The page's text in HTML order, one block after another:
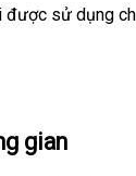
sử dụng
gian